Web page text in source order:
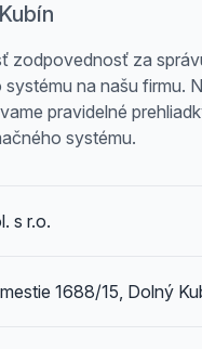
zodpovednosť za
na našu firmu.
pravidelné
systému.
s r.o.
1688/15, Dolný